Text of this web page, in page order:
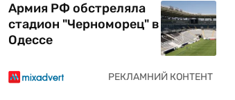
Армия РФ обстреляла
стадион "Черноморец" в
Одессе